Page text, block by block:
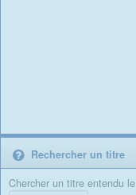
Rechercher un titre
Chercher un titre entendu le